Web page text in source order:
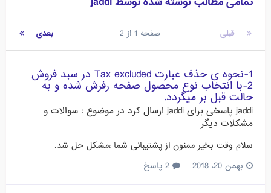
قبلی بعدی صفحه 1 از 2
1-نحوه ی حذف عبارت Tax excluded در سبد فروش
2-با انتخاب نوع محصول صفحه رفرش شده و به
حالت قبل بر میگردد.
jaddiپاسخی برای jaddiارسال کرد در موضوع : سوالات و
مشکلات دیگر
سلام وقت بخیر ممنون از پشتیبانی شما ،مشکل حل شد.
بهمن 20، 2018